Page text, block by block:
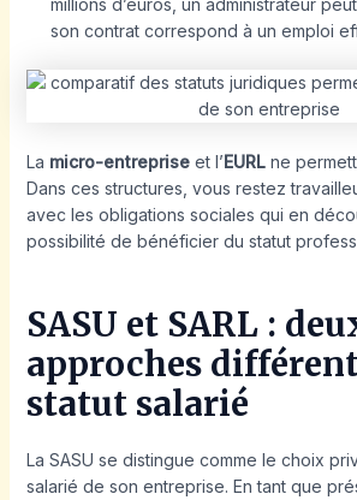
son contrat correspond à un emploi
La micro-entrepriseet l’EURLne
Dans ces structures, vous restez
avec les obligations sociales qui en
possibilité de bénéficier du statut
SASU et SARL :
approches
statut salarié
La SASU se distingue comme le choix
salarié de son entreprise. En tant que